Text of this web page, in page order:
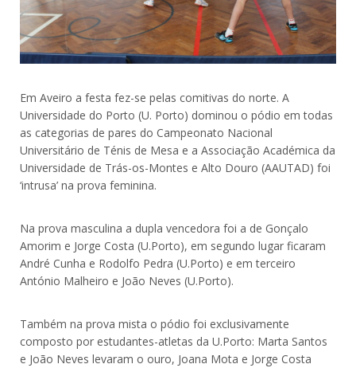
Em Aveiro a festa fez-se pelas comitivas do norte. A
Universidade do Porto (U. Porto) dominou o pódio em todas
as categorias de pares do Campeonato Nacional
Universitário de Ténis de Mesa e a Associação Académica da
Universidade de Trás-os-Montes e Alto Douro (AAUTAD) foi
‘intrusa’ na prova feminina.
Na prova masculina a dupla vencedora foi a de Gonçalo
Amorim e Jorge Costa (U.Porto), em segundo lugar ficaram
André Cunha e Rodolfo Pedra (U.Porto) e em terceiro
António Malheiro e João Neves (U.Porto).
Também na prova mista o pódio foi exclusivamente
composto por estudantes-atletas da U.Porto: Marta Santos
e João Neves levaram o ouro, Joana Mota e Jorge Costa